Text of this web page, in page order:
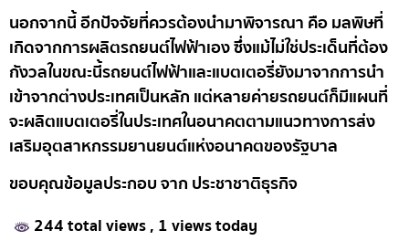
นอกจากนี้ อีกปัจจัยที่ควรต้องนำมาพิจารณา คือ มลพิษที่
เกิดจากการผลิตรถยนต์ไฟฟ้าเอง ซึ่งแม้ไม่ใช่ประเด็นที่ต้อง
กังวลในขณะนี้รถยนต์ไฟฟ้าและแบตเตอรี่ยังมาจากการนำ
เข้าจากต่างประเทศเป็นหลัก แต่หลายค่ายรถยนต์ก็มีแผนที่
จะผลิตแบตเตอรี่ในประเทศในอนาคตตามแนวทางการส่ง
เสริมอุตสาหกรรมยานยนต์แห่งอนาคตของรัฐบาล
ขอบคุณข้อมูลประกอบ จาก ประชาชาติธุรกิจ
244 total views, 1 views today